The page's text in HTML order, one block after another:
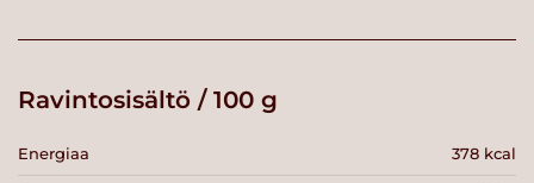
Ravintosisältö / 100 g
Energiaa 378 kcal